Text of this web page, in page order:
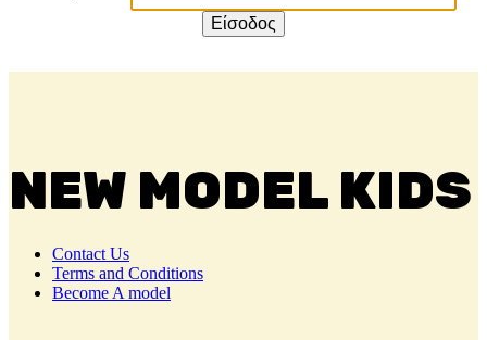
NEW MODEL KIDS
Contact Us
Terms and Conditions
Become A model